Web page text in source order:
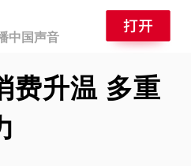
中国声音
费升温 多重